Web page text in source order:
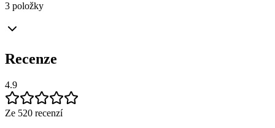
3 položky
Recenze
4.9
Ze 520 recenzí